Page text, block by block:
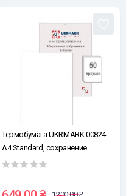
Термобумага UKRMARK 00824
А4 Standard, сохранение
изображения 2-3 года, уп.50л.
термопринтеров формата А4